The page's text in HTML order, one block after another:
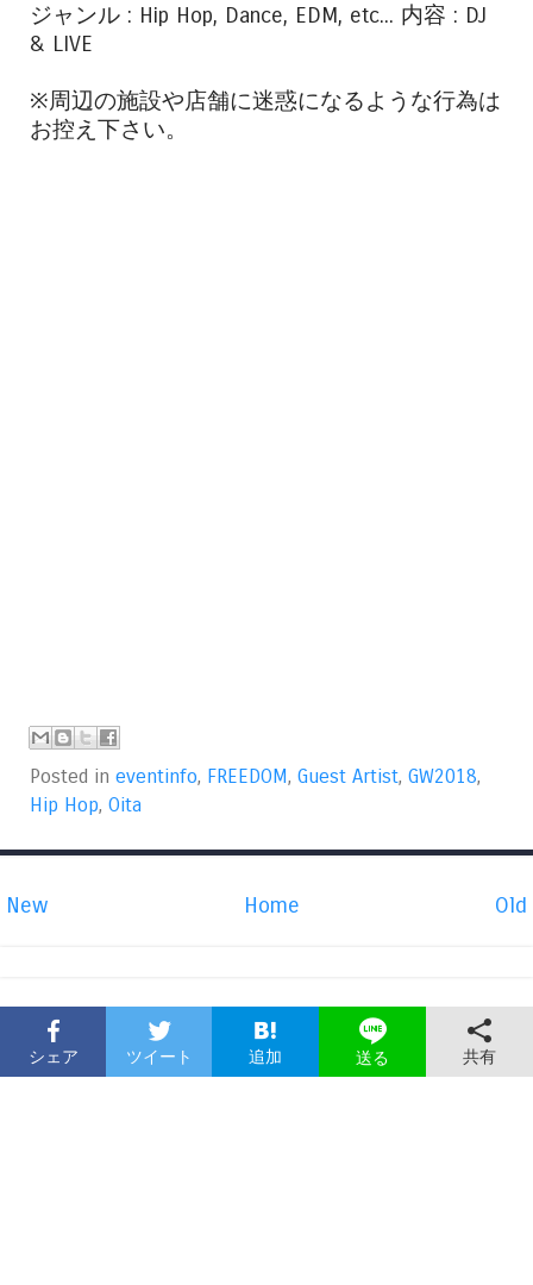
ジャンル : Hip Hop, Dance, EDM, etc... 内容 : DJ
& LIVE
※周辺の施設や店舗に迷惑になるような行為は
お控え下さい。
Posted in eventinfo, FREEDOM, Guest Artist, GW2018,
Hip Hop, Oita
New Old
Home
シェア ツイート 追加 送る 共有